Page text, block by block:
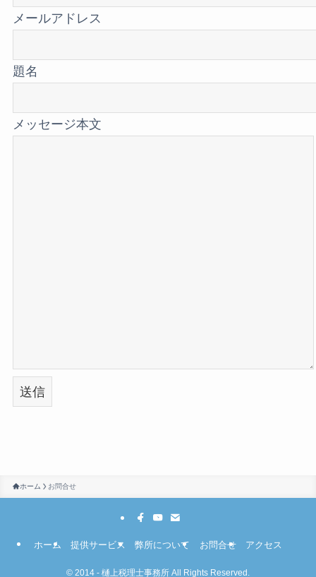
フ
ィ
ル
は
い
。
メールアドレス
題名
メッセージ本文
ホーム お問合せ
ホーム 提供サービス 弊所について お問合せ アクセス
© 2014 - 樋上税理士事務所 All Rights Reserved.